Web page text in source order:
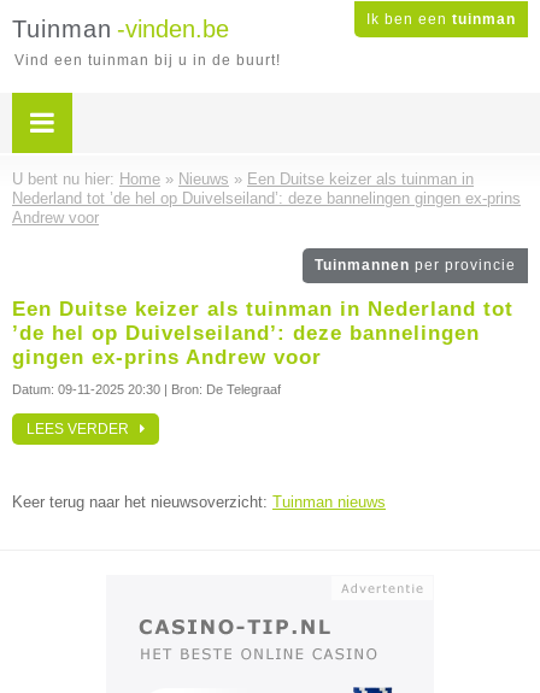
Ik ben een tuinman
Tuinman -vinden.be
Vind een tuinman bij u in de buurt!
U bent nu hier: Home » Nieuws » Een Duitse keizer als tuinman in
Nederland tot ’de hel op Duivelseiland’: deze bannelingen gingen ex-prins
Andrew voor
Tuinmannen per provincie
Een Duitse keizer als tuinman in Nederland tot
’de hel op Duivelseiland’: deze bannelingen
gingen ex-prins Andrew voor
Datum: 09-11-2025 20:30 | Bron: De Telegraaf
LEES VERDER
Keer terug naar het nieuwsoverzicht: Tuinman nieuws